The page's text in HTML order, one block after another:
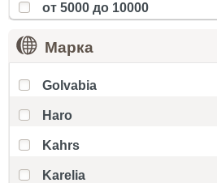
от 5000 до 10000
Марка
Golvabia
Haro
Kahrs
Karelia